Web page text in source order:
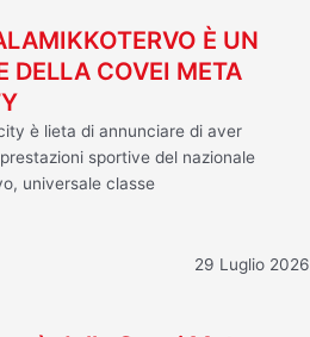
È UN
DELLA COVEI META
è lieta di annunciare di aver
sportive del nazionale
universale classe
29 Luglio 2026